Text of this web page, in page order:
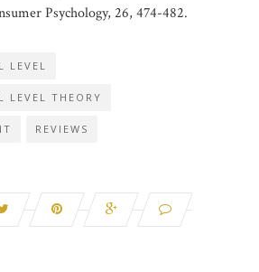
Psychology, 26, 474-482.
LEVEL
LEVEL THEORY
REVIEWS